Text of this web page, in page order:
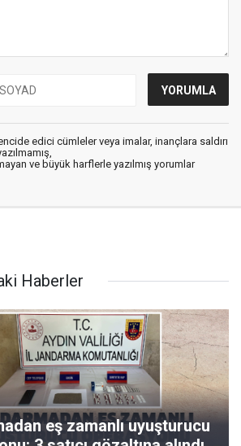
edici cümleler veya imalar, inançlara saldırı
ve büyük harflerle yazılmış yorumlar
Haberler
eş zamanlı uyuşturucu